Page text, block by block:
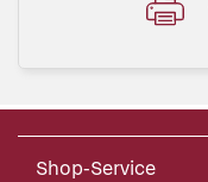
Shop-Service